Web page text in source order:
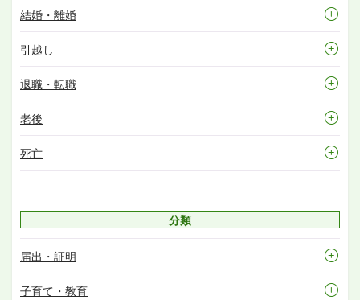
結婚・離婚
引越し
退職・転職
老後
死亡
分類
届出・証明
子育て・教育